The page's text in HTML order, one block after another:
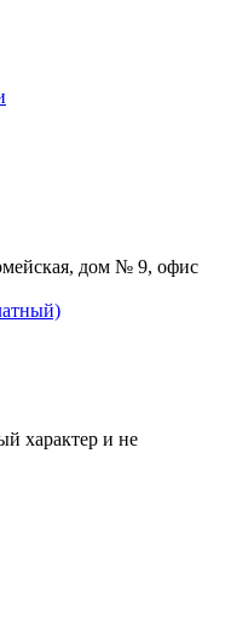
дом № 9, офис
характер и не